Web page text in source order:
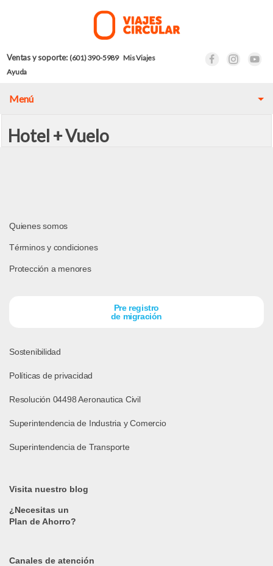
Ventas y soporte: (601) 390-5989 Mis Viajes
Ayuda
Menú
Hotel + Vuelo
Quienes somos
Términos y condiciones
Protección a menores
Pre registro
de migración
Sostenibilidad
Políticas de privacidad
Resolución 04498 Aeronautica Civil
Superintendencia de Industria y Comercio
Superintendencia de Transporte
Visita nuestro blog
¿Necesitas un
Plan de Ahorro?
Canales de atención